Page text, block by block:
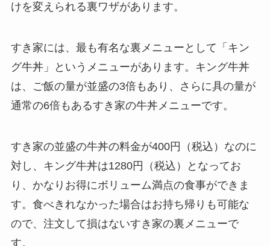
けを変えられる裏ワザがあります。
すき家には、最も有名な裏メニューとして「キン
グ牛丼」というメニューがあります。キング牛丼
は、ご飯の量が並盛の3倍もあり、さらに具の量が
通常の6倍もあるすき家の牛丼メニューです。
すき家の並盛の牛丼の料金が400円（税込）なのに
対し、キング牛丼は1280円（税込）となってお
り、かなりお得にボリューム満点の食事ができま
す。食べきれなかった場合はお持ち帰りも可能な
ので、注文して損はないすき家の裏メニューで
す。